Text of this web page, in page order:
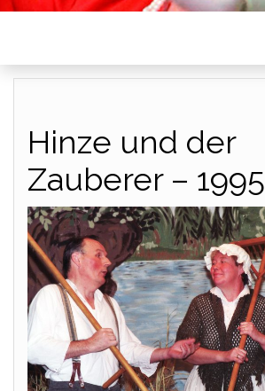
Hinze und der
Zauberer – 1995